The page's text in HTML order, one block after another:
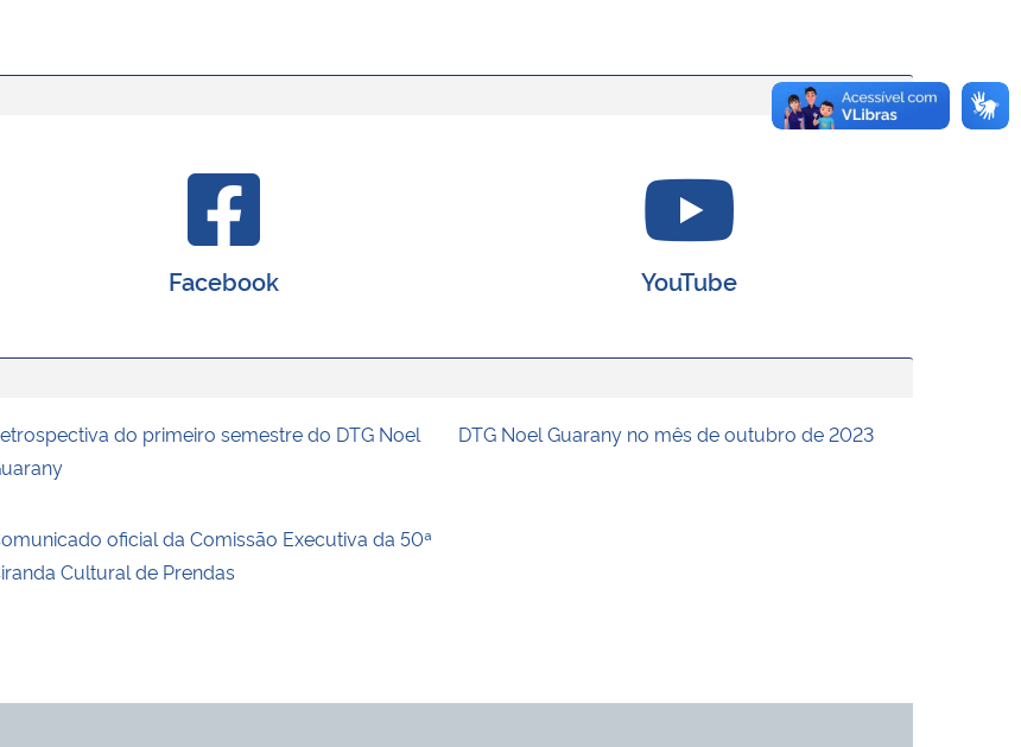
Facebook YouTube
do primeiro semestre do DTG Noel
DTG Noel Guarany no mês de outubro de 2023
oficial da Comissão Executiva da 50ª
Cultural de Prendas